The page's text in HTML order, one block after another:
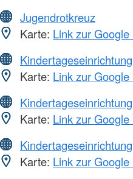
Jugendrotkreuz
Karte: Link zur
Kindertageseinrichtung
Karte: Link zur
Kindertageseinrichtung
Karte: Link zur
Kindertageseinrichtung
Karte: Link zur